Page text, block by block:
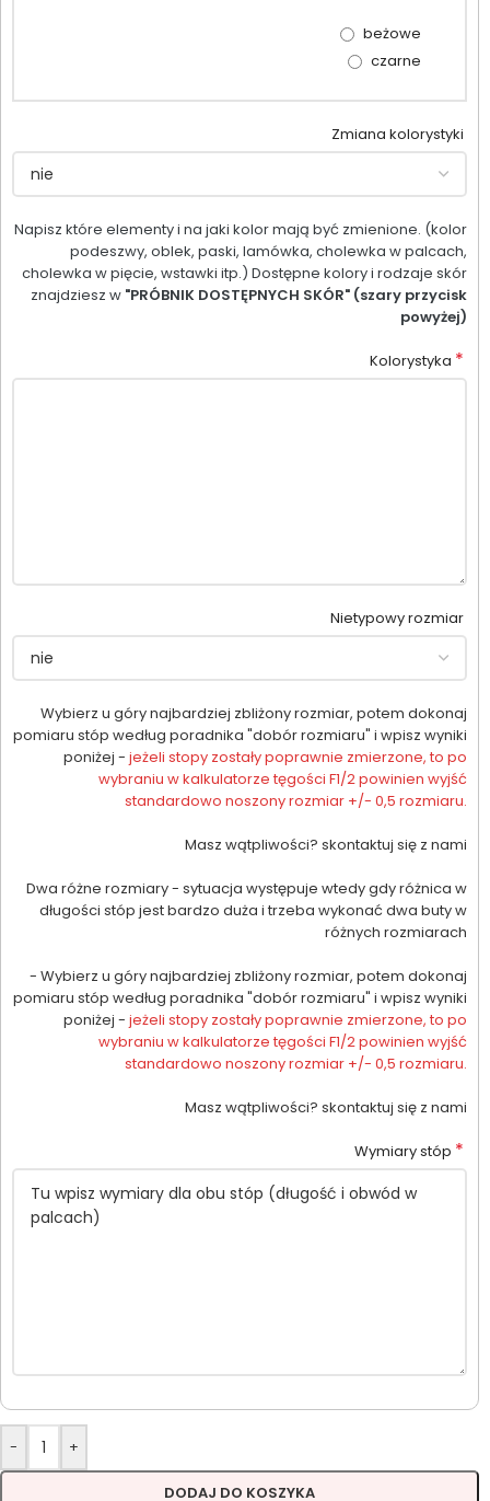
beżowe
czarne
Zmiana kolorystyki
Napisz które elementy i na jaki kolor mają być zmienione. (kolor
podeszwy, oblek, paski, lamówka, cholewka w palcach,
cholewka w pięcie, wstawki itp.) Dostępne kolory i rodzaje skór
znajdziesz w "PRÓBNIK DOSTĘPNYCH SKÓR" (szary przycisk
powyżej)
Kolorystyka *
Nietypowy rozmiar
Wybierz u góry najbardziej zbliżony rozmiar, potem dokonaj
pomiaru stóp według poradnika "dobór rozmiaru" i wpisz wyniki
poniżej - jeżeli stopy zostały poprawnie zmierzone, to po
wybraniu w kalkulatorze tęgości F1/2 powinien wyjść
standardowo noszony rozmiar +/- 0,5 rozmiaru.
Masz wątpliwości? skontaktuj się z nami
Dwa różne rozmiary - sytuacja występuje wtedy gdy różnica w
długości stóp jest bardzo duża i trzeba wykonać dwa buty w
różnych rozmiarach
- Wybierz u góry najbardziej zbliżony rozmiar, potem dokonaj
pomiaru stóp według poradnika "dobór rozmiaru" i wpisz wyniki
poniżej - jeżeli stopy zostały poprawnie zmierzone, to po
wybraniu w kalkulatorze tęgości F1/2 powinien wyjść
standardowo noszony rozmiar +/- 0,5 rozmiaru.
Masz wątpliwości? skontaktuj się z nami
Wymiary stóp *
- +
DODAJ DO KOSZYKA